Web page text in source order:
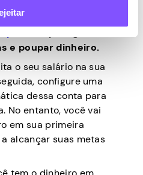
que utiliza
e poupar dinheiro.
o seu salário na sua
configure uma
dessa conta para
No entanto, você vai
em sua primeira
alcançar suas metas